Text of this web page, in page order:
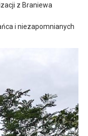
z Braniewa
i niezapomnianych